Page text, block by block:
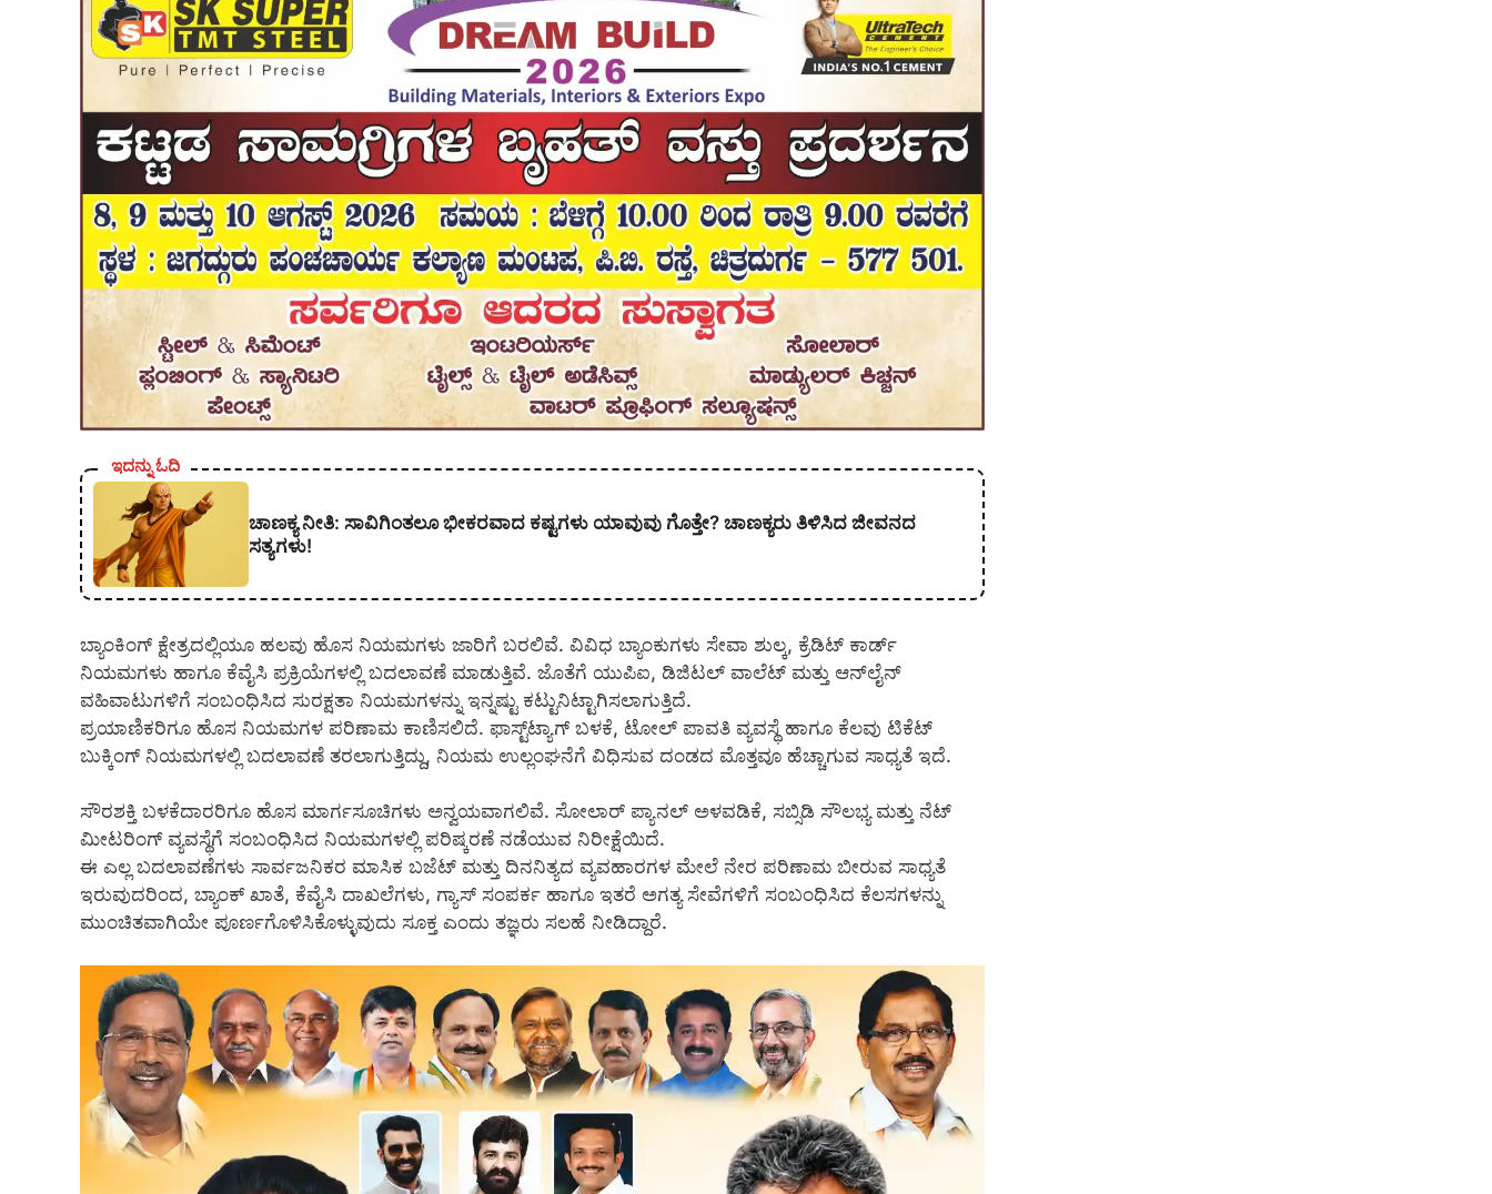
ಇದನ್ನು ಓದಿ
ಚಾಣಕ್ಯ ನೀತಿ: ಸಾವಿಗಿಂತಲೂ ಭೀಕರವಾದ ಕಷ್ಟಗಳು ಯಾವುವು ಗೊತ್ತೇ? ಚಾಣಕ್ಯರು ತಿಳಿಸಿದ ಜೀವನದ
ಸತ್ಯಗಳು!
ಬ್ಯಾಂಕಿಂಗ್ ಕ್ಷೇತ್ರದಲ್ಲಿಯೂ ಹಲವು ಹೊಸ ನಿಯಮಗಳು ಜಾರಿಗೆ ಬರಲಿವೆ. ವಿವಿಧ ಬ್ಯಾಂಕುಗಳು ಸೇವಾ ಶುಲ್ಕ, ಕ್ರೆಡಿಟ್ ಕಾರ್ಡ್
ನಿಯಮಗಳು ಹಾಗೂ ಕೆವೈಸಿ ಪ್ರಕ್ರಿಯೆಗಳಲ್ಲಿ ಬದಲಾವಣೆ ಮಾಡುತ್ತಿವೆ. ಜೊತೆಗೆ ಯುಪಿಐ, ಡಿಜಿಟಲ್ ವಾಲೆಟ್ ಮತ್ತು ಆನ್‌ಲೈನ್
ವಹಿವಾಟುಗಳಿಗೆ ಸಂಬಂಧಿಸಿದ ಸುರಕ್ಷತಾ ನಿಯಮಗಳನ್ನು ಇನ್ನಷ್ಟು ಕಟ್ಟುನಿಟ್ಟಾಗಿಸಲಾಗುತ್ತಿದೆ.
ಪ್ರಯಾಣಿಕರಿಗೂ ಹೊಸ ನಿಯಮಗಳ ಪರಿಣಾಮ ಕಾಣಿಸಲಿದೆ. ಫಾಸ್ಟ್‌ಟ್ಯಾಗ್ ಬಳಕೆ, ಟೋಲ್ ಪಾವತಿ ವ್ಯವಸ್ಥೆ ಹಾಗೂ ಕೆಲವು ಟಿಕೆಟ್
ಬುಕ್ಕಿಂಗ್ ನಿಯಮಗಳಲ್ಲಿ ಬದಲಾವಣೆ ತರಲಾಗುತ್ತಿದ್ದು, ನಿಯಮ ಉಲ್ಲಂಘನೆಗೆ ವಿಧಿಸುವ ದಂಡದ ಮೊತ್ತವೂ ಹೆಚ್ಚಾಗುವ ಸಾಧ್ಯತೆ ಇದೆ.
ಸೌರಶಕ್ತಿ ಬಳಕೆದಾರರಿಗೂ ಹೊಸ ಮಾರ್ಗಸೂಚಿಗಳು ಅನ್ವಯವಾಗಲಿವೆ. ಸೋಲಾರ್ ಪ್ಯಾನಲ್ ಅಳವಡಿಕೆ, ಸಬ್ಸಿಡಿ ಸೌಲಭ್ಯ ಮತ್ತು ನೆಟ್
ಮೀಟರಿಂಗ್ ವ್ಯವಸ್ಥೆಗೆ ಸಂಬಂಧಿಸಿದ ನಿಯಮಗಳಲ್ಲಿ ಪರಿಷ್ಕರಣೆ ನಡೆಯುವ ನಿರೀಕ್ಷೆಯಿದೆ.
ಈ ಎಲ್ಲ ಬದಲಾವಣೆಗಳು ಸಾರ್ವಜನಿಕರ ಮಾಸಿಕ ಬಜೆಟ್ ಮತ್ತು ದಿನನಿತ್ಯದ ವ್ಯವಹಾರಗಳ ಮೇಲೆ ನೇರ ಪರಿಣಾಮ ಬೀರುವ ಸಾಧ್ಯತೆ
ಇರುವುದರಿಂದ, ಬ್ಯಾಂಕ್ ಖಾತೆ, ಕೆವೈಸಿ ದಾಖಲೆಗಳು, ಗ್ಯಾಸ್ ಸಂಪರ್ಕ ಹಾಗೂ ಇತರೆ ಅಗತ್ಯ ಸೇವೆಗಳಿಗೆ ಸಂಬಂಧಿಸಿದ ಕೆಲಸಗಳನ್ನು
ಮುಂಚಿತವಾಗಿಯೇ ಪೂರ್ಣಗೊಳಿಸಿಕೊಳ್ಳುವುದು ಸೂಕ್ತ ಎಂದು ತಜ್ಞರು ಸಲಹೆ ನೀಡಿದ್ದಾರೆ.